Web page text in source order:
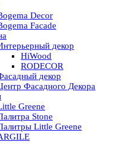
Decor
Facade
декор
HiWood
RODECOR
декор
Фасадного Декора
Greene
Stone
Little Greene